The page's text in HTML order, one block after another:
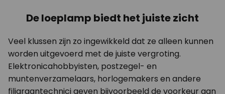
De loeplamp biedt het juiste zicht
Veel klussen zijn zo ingewikkeld dat ze alleen kunnen
worden uitgevoerd met de juiste vergroting.
Elektronicahobbyisten, postzegel- en
muntenverzamelaars, horlogemakers en andere
filigraantechnici geven bijvoorbeeld de voorkeur aan